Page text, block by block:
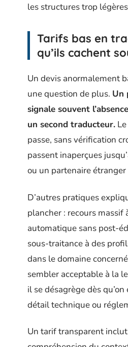
les structures trop
Tarifs bas en
qu’ils cachent
Un devis anormalement
une question de plus. Un
signale souvent
un second traducteur.
passe, sans vérification
passent inaperçues
ou un partenaire étranger
D’autres pratiques
plancher : recours massif
automatique sans post-
sous-traitance à des
dans le domaine
sembler acceptable à la
il se désagrège dès
détail technique ou
Un tarif transparent